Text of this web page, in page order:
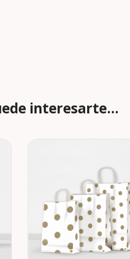
interesarte...